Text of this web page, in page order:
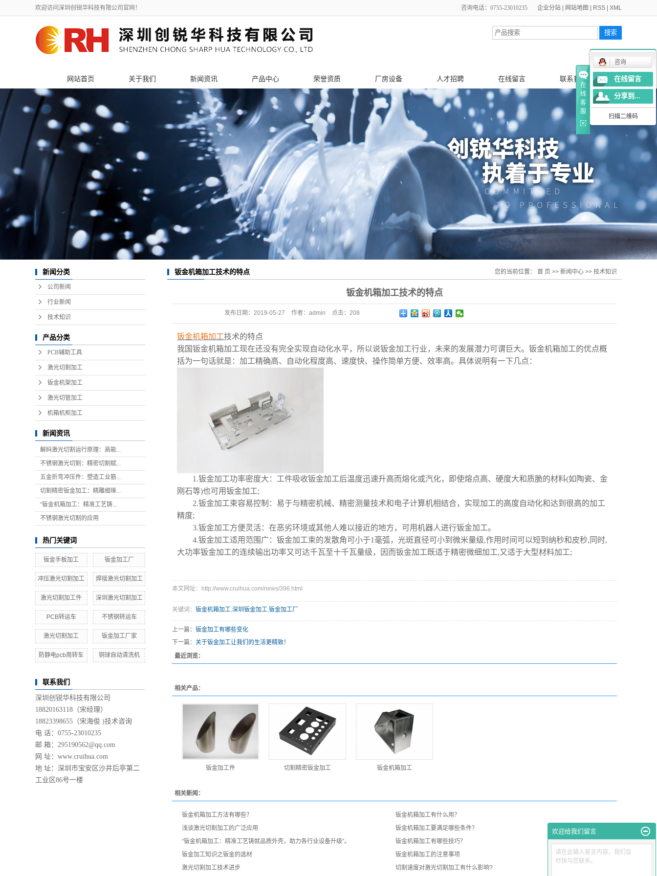
欢迎访问深圳创锐华科技有限公司官网！ 企业分站 网站地图 RSS XML
咨询电话：0755-23010235
网站首页 关于我们 新闻资讯
公司新闻
行业新闻
技术知识
产品中心
PCB辅助工具
激光切割加工
钣金机架加工
激光切管加工
机箱机柜加工
荣誉资质 厂房设备 人才招聘 在线留言 联系我们
新闻分类
公司新闻
行业新闻
技术知识
产品分类
PCB辅助工具
激光切割加工
钣金机架加工
激光切管加工
机箱机柜加工
新闻资讯
解码激光切割运行原理：高能...
不锈钢激光切割：精密切割赋...
五金折弯冲压件：塑造工业筋...
切割精密钣金加工：精雕细琢...
“钣金机箱加工：精准工艺铸...
不锈钢激光切割的应用
热门关键词
钣金手板加工 钣金加工厂
冲压激光切割加工 焊接激光切割加工
激光切割加工件 深圳激光切割加工
PCB转运车 不锈钢转运车
激光切割加工 钣金加工厂家
防静电pcb周转车 铜球自动清洗机
联系我们
深圳创锐华科技有限公司
18820163118（宋经理）
18823398655（宋海俊 )技术咨询
电 话：0755-23010235
邮 箱：295190562@qq.com
网 址： www.cruihua.com
地 址：深圳市宝安区沙井后亭第二
工业区86号一楼
钣金机箱加工技术的特点 您的当前位置： 首 页 >> 新闻中心 >> 技术知识
钣金机箱加工技术的特点
发布日期： 2019-05-27 作者： admin 点击： 208
钣金机箱加工技术的特点
我国钣金机箱加工现在还没有完全实现自动化水平，所以说钣金加工行业，未来的发展潜力可谓巨大。钣金机箱加工的优点概
括为一句话就是：加工精确高、自动化程度高、速度快、操作简单方便、效率高。具体说明有一下几点：
1.钣金加工功率密度大：工件吸收钣金加工后温度迅速升高而熔化或汽化，即使熔点高、硬度大和质脆的材料(如陶瓷、金
刚石等)也可用钣金加工;
2.钣金加工束容易控制：易于与精密机械、精密测量技术和电子计算机相结合，实现加工的高度自动化和达到很高的加工
精度;
3.钣金加工方便灵活：在恶劣环境或其他人难以接近的地方，可用机器人进行钣金加工。
4.钣金加工适用范围广：钣金加工束的发散角可小于1毫弧，光斑直径可小到微米量级,作用时间可以短到纳秒和皮秒,同时,
大功率钣金加工的连续输出功率又可达千瓦至十千瓦量级，因而钣金加工既适于精密微细加工,又适于大型材料加工;
本文网址：http://www.cruihua.com/news/396.html
关键词： 钣金机箱加工,深圳钣金加工,钣金加工厂
上一篇： 钣金加工有哪些变化
下一篇： 关于钣金加工让我们的生活更精致！
最近浏览：
相关产品：
钣金加工件 切割精密钣金加工 钣金机箱加工
相关新闻：
钣金机箱加工方法有哪些？
钣金机箱加工有什么用？
浅谈激光切割加工的广泛应用
钣金机箱加工要满足哪些条件？
“钣金机箱加工：精准工艺铸就品质外壳，助力各行业设备升级”。
钣金机箱加工有哪些技巧？
钣金加工知识之钣金的选材
钣金机箱加工的注意事项
激光切割加工技术进步
切割速度对激光切割加工有什么影响?
在
线
客
服
咨询
在线留言
分享到...
扫描二维码
欢迎给我们留言
请在此输入留言内容，我们会
尽快与您联系。